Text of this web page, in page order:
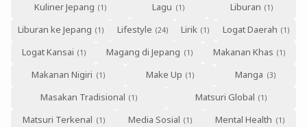
Kuliner Jepang
Lagu
Liburan
Liburan ke Jepang
Lifestyle Lirik
Logat Daerah
Logat Kansai
Magang di Jepang
Makanan Khas
Makanan Nigiri
Make Up
Manga
Masakan Tradisional
Matsuri Global
Matsuri Terkenal
Media Sosial
Mental Health